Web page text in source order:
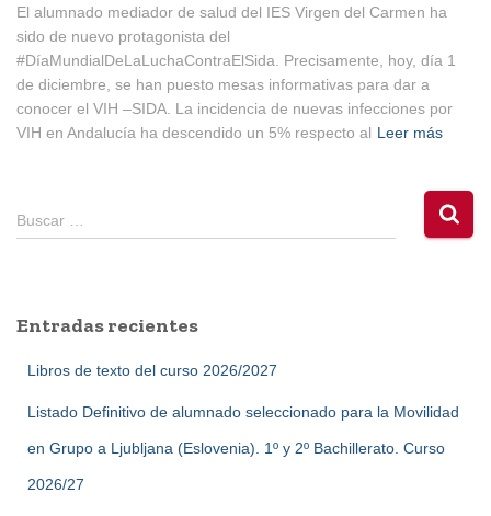
El alumnado mediador de salud del IES Virgen del Carmen ha
sido de nuevo protagonista del
#DíaMundialDeLaLuchaContraElSida. Precisamente, hoy, día 1
de diciembre, se han puesto mesas informativas para dar a
conocer el VIH –SIDA. La incidencia de nuevas infecciones por
VIH en Andalucía ha descendido un 5% respecto al Leer más
B
u
r
Buscar …
Entradas recientes
Libros de texto del curso 2026/2027
Listado Definitivo de alumnado seleccionado para la Movilidad
en Grupo a Ljubljana (Eslovenia). 1º y 2º Bachillerato. Curso
2026/27